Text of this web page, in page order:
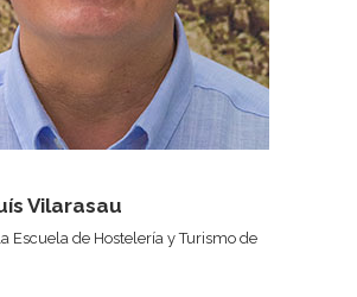
Vilarasau
Escuela de Hostelería y Turismo de